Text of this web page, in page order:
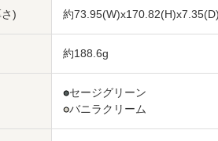
) 約
約188.6g
●セージグリーン
●バニラクリーム